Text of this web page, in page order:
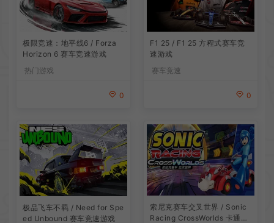
极限竞速：地平线6 / Forza
Horizon 6 赛车竞速游戏
热门游戏
0
F1 25 / F1 25 方程式赛车竞
速游戏
赛车竞速
0
极品飞车不羁 / Need for Spe
ed Unbound 赛车竞速游戏
索尼克赛车交叉世界 / Sonic
Racing CrossWorlds 卡通竞